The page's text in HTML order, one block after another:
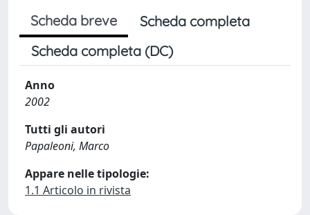
Scheda breve
Scheda completa
Scheda completa (DC)
Anno
2002
Tutti gli autori
Papaleoni, Marco
Appare nelle tipologie:
1.1 Articolo in rivista